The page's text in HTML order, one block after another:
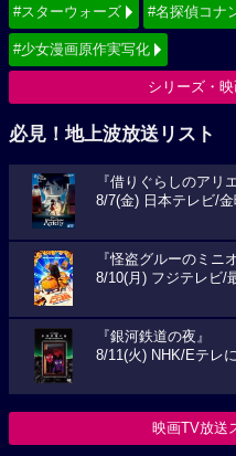
#スターウォーズ #名探偵コナ
#少女漫画原作実写化
シリーズ・
必見！地上波放送リスト
『借りぐらしのアリ
8/7(金) 日本テレビ/
『怪盗グルーのミニ
8/10(月) フジテレビ/
『銀河鉄道の夜』
8/11(火) NHK/Eテレ
映画TV放送